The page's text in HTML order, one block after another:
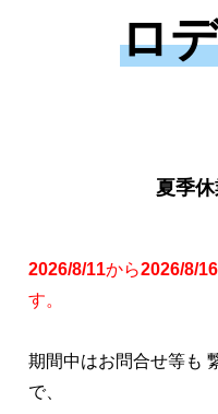
ロ
夏季
2026/8/11から2026/8/16
す。
期間中はお問合せ等も
で、